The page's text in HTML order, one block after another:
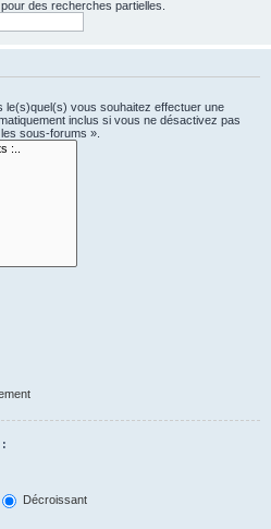
des recherches partielles.
le(s)quel(s) vous souhaitez effectuer une
inclus si vous ne désactivez pas
sous-forums ».
:
Décroissant